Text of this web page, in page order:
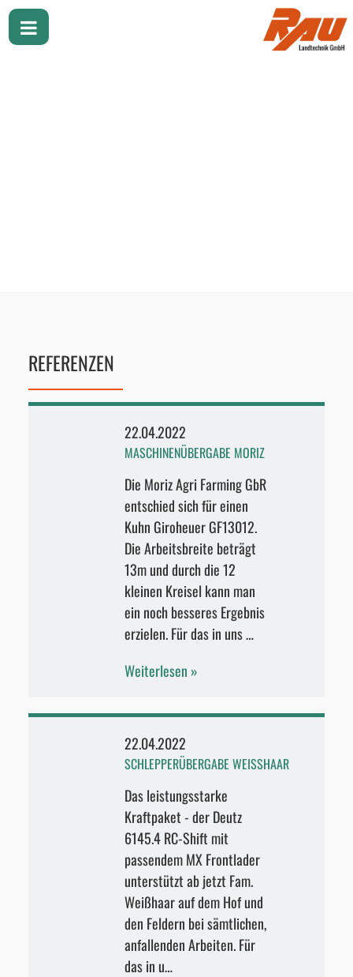
REFERENZEN
22.04.2022
MASCHINENÜBERGABE MORIZ
Die Moriz Agri Farming GbR
entschied sich für einen
Kuhn Giroheuer GF13012.
Die Arbeitsbreite beträgt
13m und durch die 12
kleinen Kreisel kann man
ein noch besseres Ergebnis
erzielen. Für das in uns …
Weiterlesen
22.04.2022
SCHLEPPERÜBERGABE WEISSHAAR
Das leistungsstarke
Kraftpaket - der Deutz
6145.4 RC-Shift mit
passendem MX Frontlader
unterstützt ab jetzt Fam.
Weißhaar auf dem Hof und
den Feldern bei sämtlichen,
anfallenden Arbeiten. Für
das in u…